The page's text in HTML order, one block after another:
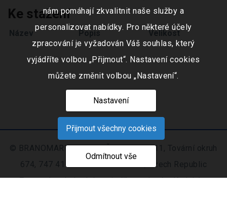
Ke stažení
Název Popis Velikost
© BRANOMARKET s.r.o., IČO: 253 51 311, Tovární okruh
674, 747 41 Hradec nad Moravicí, Czech Republic
Zapsaná v obchodním rejstříku vedeném Krajským
nám pomáhají zkvalitnit naše služby a
personalizovat nabídky. Pro některé účely
zpracování je vyžadován Váš souhlas, který
vyjádříte volbou „Přijmout“. Nastavení cookies
můžete změnit volbou „Nastavení“.
Nastavení
Přijmout všechny cookies
Odmítnout vše